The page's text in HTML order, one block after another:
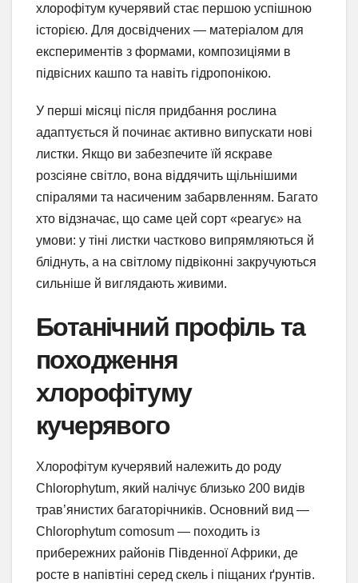
хлорофітум кучерявий стає першою успішною
історією. Для досвідчених — матеріалом для
експериментів з формами, композиціями в
підвісних кашпо та навіть гідропонікою.
У перші місяці після придбання рослина
адаптується й починає активно випускати нові
листки. Якщо ви забезпечите їй яскраве
розсіяне світло, вона віддячить щільнішими
спіралями та насиченим забарвленням. Багато
хто відзначає, що саме цей сорт «реагує» на
умови: у тіні листки частково випрямляються й
бліднуть, а на світлому підвіконні закручуються
сильніше й виглядають живими.
Ботанічний профіль та
походження
хлорофітуму
кучерявого
Хлорофітум кучерявий належить до роду
Chlorophytum, який налічує близько 200 видів
трав’янистих багаторічників. Основний вид —
Chlorophytum comosum — походить із
прибережних районів Південної Африки, де
росте в напівтіні серед скель і піщаних ґрунтів.